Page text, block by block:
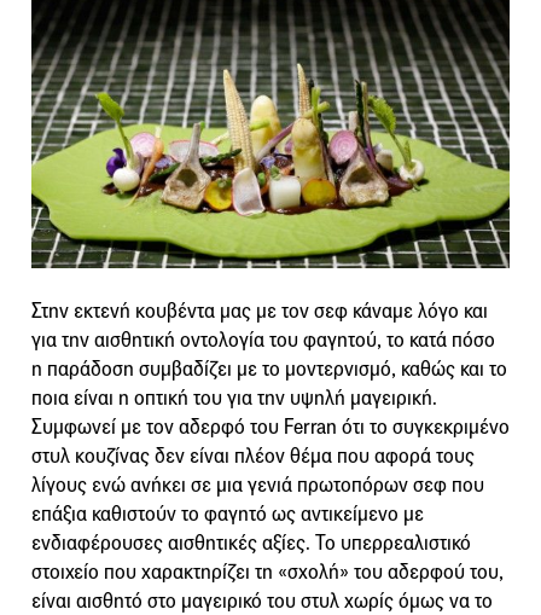
Στην εκτενή κουβέντα μας με τον σεφ κάναμε λόγο και
για την αισθητική οντολογία του φαγητού, το κατά πόσο
η παράδοση συμβαδίζει με το μοντερνισμό, καθώς και το
ποια είναι η οπτική του για την υψηλή μαγειρική.
Συμφωνεί με τον αδερφό του Ferran ότι το συγκεκριμένο
στυλ κουζίνας δεν είναι πλέον θέμα που αφορά τους
λίγους ενώ ανήκει σε μια γενιά πρωτοπόρων σεφ που
επάξια καθιστούν το φαγητό ως αντικείμενο με
ενδιαφέρουσες αισθητικές αξίες. Το υπερρεαλιστικό
στοιχείο που χαρακτηρίζει τη «σχολή» του αδερφού του,
είναι αισθητό στο μαγειρικό του στυλ χωρίς όμως να το